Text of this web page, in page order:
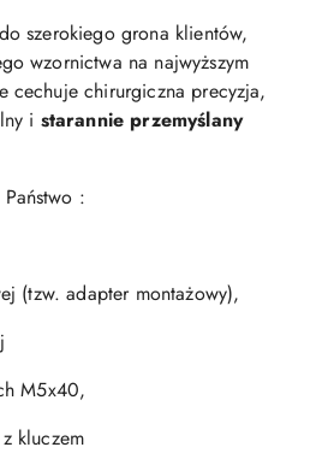
szerokiego grona klientów,
wzornictwa na najwyższym
cechuje chirurgiczna precyzja,
i starannie przemyślany
:
(tzw. adapter montażowy),
M5x40,
kluczem